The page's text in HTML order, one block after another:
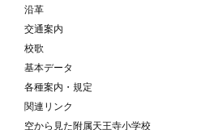
沿革
交通案内
校歌
基本データ
各種案内・規定
関連リンク
空から見た附属天王寺小学校